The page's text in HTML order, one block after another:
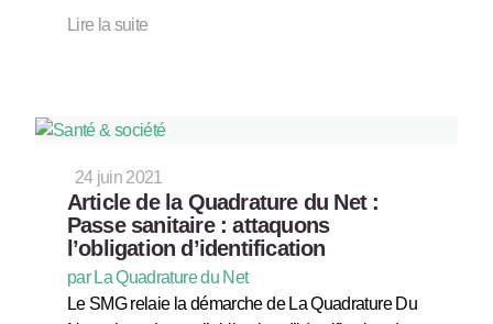
Lire la suite
24 juin 2021
Article de la Quadrature du Net :
Passe sanitaire : attaquons
l’obligation d’identification
par La Quadrature du Net
Le SMG relaie la démarche de La Quadrature Du